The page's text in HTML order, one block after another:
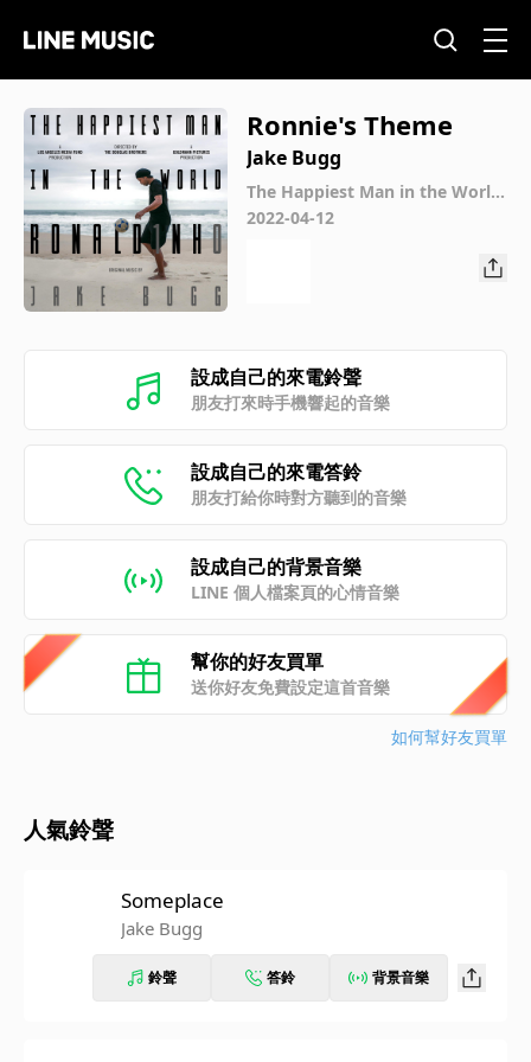
Ronnie's Theme
Jake Bugg
The Happiest Man in the World
OST
2022-04-12
設成自己的來電鈴聲
朋友打來時手機響起的音樂
設成自己的來電答鈴
朋友打給你時對方聽到的音樂
設成自己的背景音樂
LINE 個人檔案頁的心情音樂
幫你的好友買單
送你好友免費設定這首音樂
如何幫好友買單
人氣鈴聲
Someplace
Jake Bugg
鈴聲 答鈴 背景音樂